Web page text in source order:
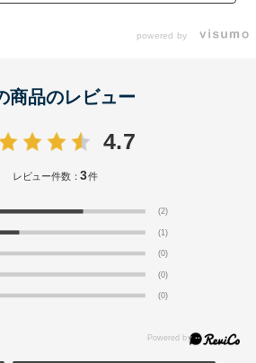
powered by
商品のレビュー
4.7
レビュー件数：3件
(2)
(1)
(0)
(0)
(0)